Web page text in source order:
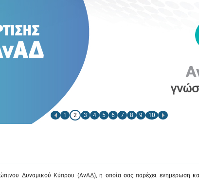
1 2 3 4 5 6 7 8 9 10
Δυναμικού Κύπρου (ΑνΑΔ), η οποία σας παρέχει ενημέρωση